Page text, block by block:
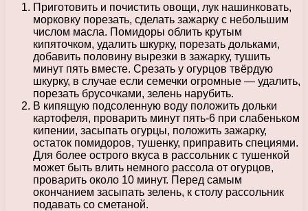
Приготовить и почистить овощи, лук нашинковать,
морковку порезать, сделать зажарку с небольшим
числом масла. Помидоры облить крутым
кипяточком, удалить шкурку, порезать дольками,
добавить половину вырезки в зажарку, тушить
минут пять вместе. Срезать у огурцов твёрдую
шкурку, в случае если семечки огромные — удалить,
порезать брусочками, зелень нарубить.
В кипящую подсоленную воду положить дольки
картофеля, проварить минут пять-6 при слабеньком
кипении, засыпать огурцы, положить зажарку,
остаток помидоров, тушенку, приправить специями.
Для более острого вкуса в рассольник с тушенкой
может быть влить немного рассола от огурцов,
проварить около 10 минут. Перед самым
окончанием засыпать зелень, к столу рассольник
подавать со сметаной.